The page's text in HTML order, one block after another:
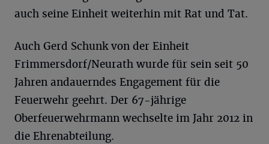
auch seine Einheit weiterhin mit Rat und Tat.
Auch Gerd Schunk von der Einheit
Frimmersdorf/Neurath wurde für sein seit 50
Jahren andauerndes Engagement für die
Feuerwehr geehrt. Der 67-jährige
Oberfeuerwehrmann wechselte im Jahr 2012 in
die Ehrenabteilung.